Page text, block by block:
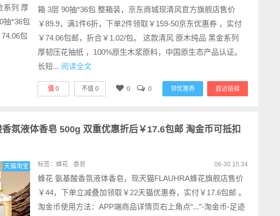
箱 3层 90抽*36包 整箱装，京东商城现清风官方旗舰店售价
￥89.9，满1件6折，下单2件领取￥159-50京东优惠券 ，实付
￥74.06包邮，折合￥1.02/包。 这款清风 原木纯品 黑金系列
厚韧压花抽纸 ，100%原生木浆原料，中国原生态产品认证。
长短... 阅读全文
直达链接
领优惠券
值 0 不值 0 0 0
氛液体香皂 500g 双重优惠折后￥17.6包邮 淘金币可抵扣
天猫淘宝 标签： 蜂花 香皂 06-30 15:34
蜂花 氨基酸香氛液体香皂，现天猫FLAUHRA蜂花旗舰店售价
￥44，下单立减叠加领取￥22天猫优惠券，实付￥17.6包邮 。
淘金币使用方法：APP端商品详情页右上角点“...”-淘金币-足迹